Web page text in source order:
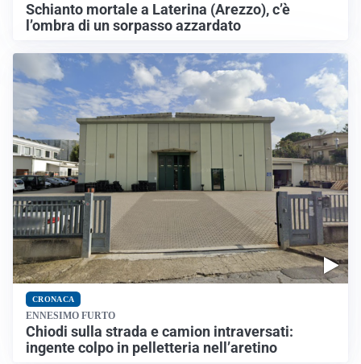
Schianto mortale a Laterina (Arezzo), c’è
l’ombra di un sorpasso azzardato
CRONACA
ENNESIMO FURTO
Chiodi sulla strada e camion intraversati:
ingente colpo in pelletteria nell’aretino